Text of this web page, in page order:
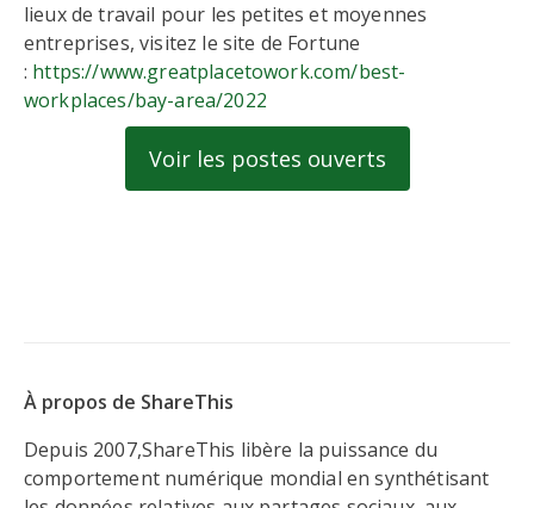
lieux de travail pour les petites et moyennes
entreprises, visitez le site de Fortune
: https://www.greatplacetowork.com/best-
workplaces/bay-area/2022
Voir les postes ouverts
À propos de ShareThis
Depuis 2007,ShareThis libère la puissance du
comportement numérique mondial en synthétisant